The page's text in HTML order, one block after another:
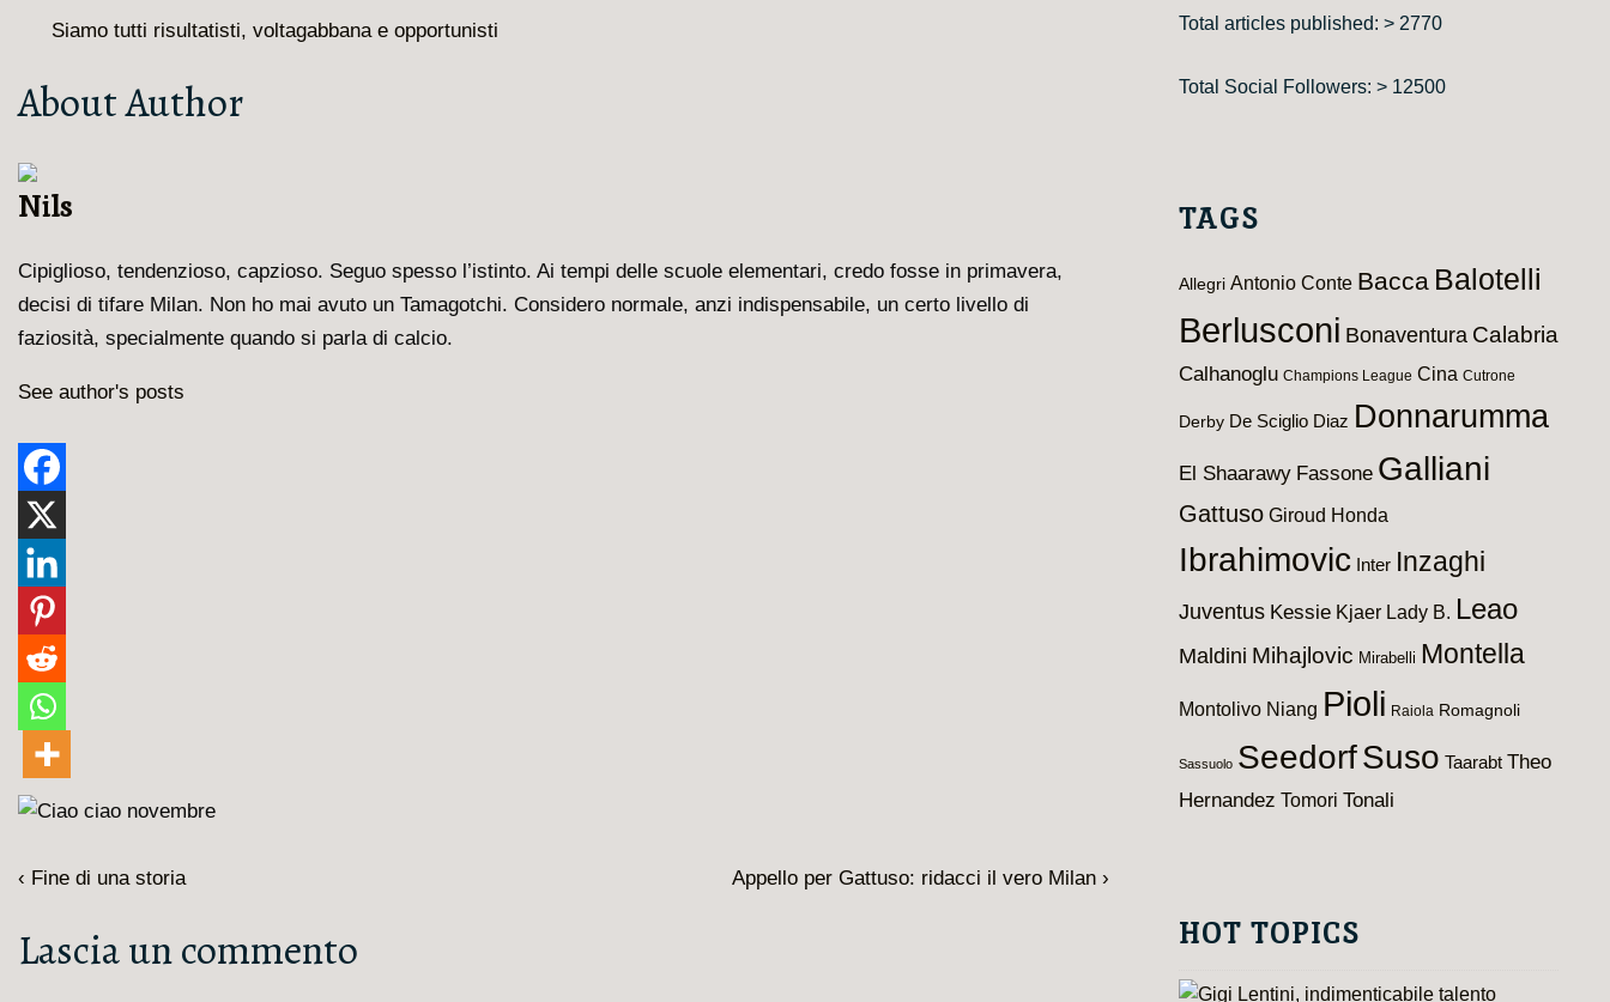
Siamo tutti risultatisti, voltagabbana e opportunisti
About Author
Nils
Cipiglioso, tendenzioso, capzioso. Seguo spesso l’istinto. Ai tempi delle scuole elementari, credo fosse in primavera,
decisi di tifare Milan. Non ho mai avuto un Tamagotchi. Considero normale, anzi indispensabile, un certo livello di
faziosità, specialmente quando si parla di calcio.
See author's posts
Navigazione
L'articolo
è
‹ Fine di una storia
Il
Appello per Gattuso: ridacci il vero Milan ›
Lascia un commento
Total articles published: > 2770
Total Social Followers: > 12500
TAGS
Allegri Antonio Conte Bacca Balotelli
Berlusconi Bonaventura Calabria
Calhanoglu Champions League Cina Cutrone
Derby De Sciglio Diaz Donnarumma
El Shaarawy Fassone Galliani
Gattuso Giroud Honda
Ibrahimovic Inter Inzaghi
Juventus Kessie Kjaer Lady B. Leao
Maldini Mihajlovic Mirabelli Montella
Montolivo Niang Pioli Raiola Romagnoli
Sassuolo SeedorfSuso Taarabt Theo
Hernandez Tomori Tonali
HOT TOPICS